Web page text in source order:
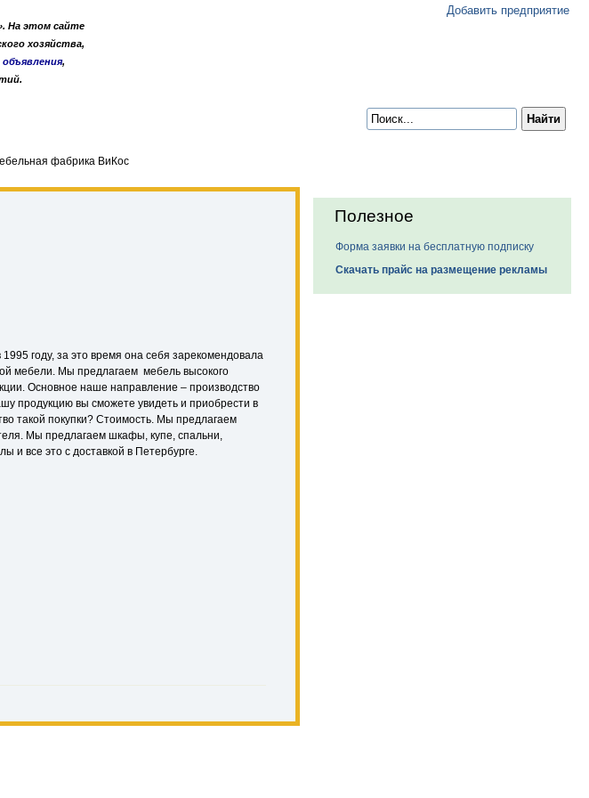
Добавить предприятие
На этом сайте
хозяйства,
объявления,
фабрика ВиКос
году, за это время она себя зарекомендовала
мебели. Мы предлагаем мебель высокого
Основное наше направление – производство
продукцию вы сможете увидеть и приобрести в
такой покупки? Стоимость. Мы предлагаем
Мы предлагаем шкафы, купе, спальни,
и все это с доставкой в Петербурге.
Полезное
Форма заявки на бесплатную подписку
Скачать прайс на размещение рекламы